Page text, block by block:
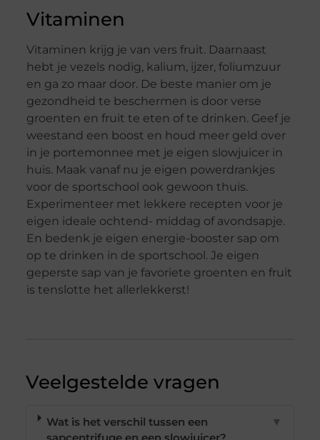
Vitaminen
Vitaminen krijg je van vers fruit. Daarnaast
hebt je vezels nodig, kalium, ijzer, foliumzuur
en ga zo maar door. De beste manier om je
gezondheid te beschermen is door verse
groenten en fruit te eten of te drinken. Geef je
weestand een boost en houd meer geld over
in je portemonnee met je eigen slowjuicer in
huis. Maak vanaf nu je eigen powerdrankjes
voor de sportschool ook gewoon thuis.
Experimenteer met lekkere recepten voor je
eigen ideale ochtend- middag of avondsapje.
En bedenk je eigen energie-booster sap om
op te drinken in de sportschool. Je eigen
geperste sap van je favoriete groenten en fruit
is tenslotte het allerlekkerst!
Veelgestelde vragen
Wat is het verschil tussen een
▼